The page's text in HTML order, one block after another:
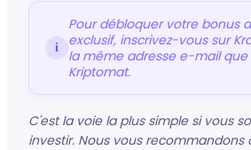
i
Pour débloquer votre bonus
exclusif, inscrivez-vous sur
la même adresse e-mail
Kriptomat.
C'est la voie la plus simple si vous
investir. Nous vous recommandons